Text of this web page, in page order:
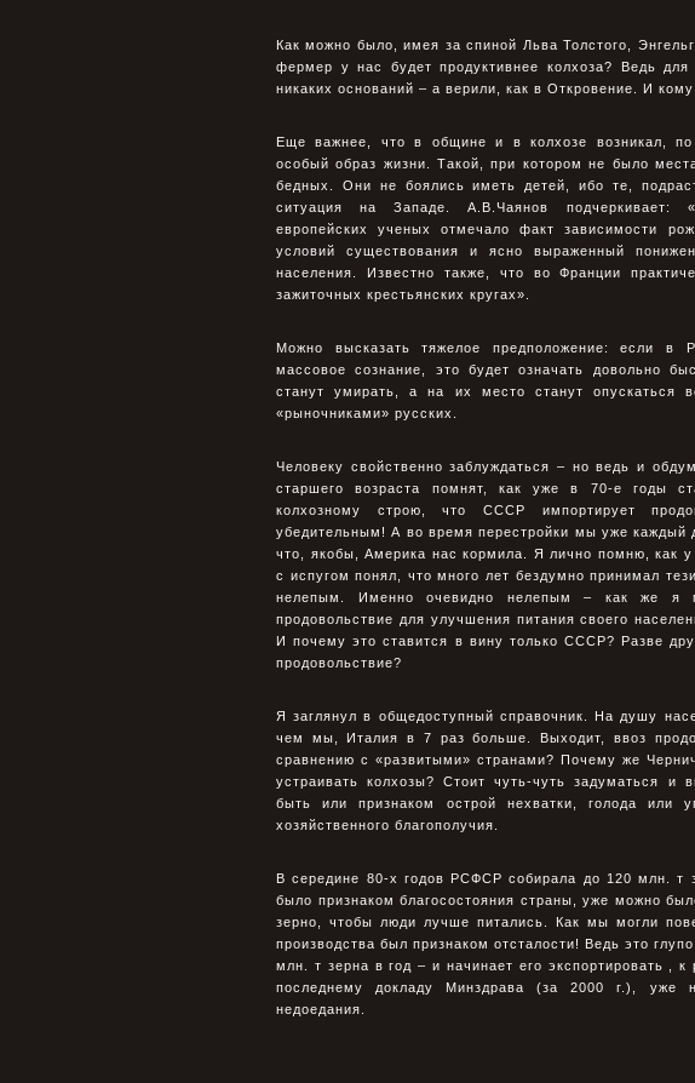
Как можно было, имея за спиной Льва Толстого,
фермер у нас будет продуктивнее колхоза? Ведь
никаких оснований – а верили, как в Откровение. И
Еще важнее, что в общине и в колхозе возникал, по
особый образ жизни. Такой, при котором не было
бедных. Они не боялись иметь детей, ибо те,
ситуация на Западе. А.В.Чаянов подчеркивает:
европейских ученых отмечало факт зависимости
условий существования и ясно выраженный
населения. Известно также, что во Франции
зажиточных крестьянских кругах».
Можно высказать тяжелое предположение: если в
массовое сознание, это будет означать довольно
станут умирать, а на их место станут опускаться
«рыночниками» русских.
Человеку свойственно заблуждаться – но ведь и
старшего возраста помнят, как уже в 70-е годы
колхозному строю, что СССР импортирует
убедительным! А во время перестройки мы уже каждый
что, якобы, Амеpика нас коpмила. Я лично помню, как
с испугом понял, что много лет бездумно принимал
нелепым. Именно очевидно нелепым – как же я
продовольствие для улучшения питания своего
И почему это ставится в вину только СССР? Разве
продовольствие?
Я заглянул в общедоступный справочник. На душу
чем мы, Италия в 7 pаз больше. Выходит, ввоз
сpавнению с «pазвитыми» стpанами? Почему же
устраивать колхозы? Стоит чуть-чуть задуматься и
быть или признаком острой нехватки, голода или
хозяйственного благополучия.
В середине 80-х годов РСФСР собирала до 120 млн. т
было признаком благосостояния страны, уже можно
зерно, чтобы люди лучше питались. Как мы могли
производства был признаком отсталости! Ведь это
млн. т зерна в год – и начинает его экспортировать ,
последнему докладу Минздрава (за 2000 г.), уже
недоедания.